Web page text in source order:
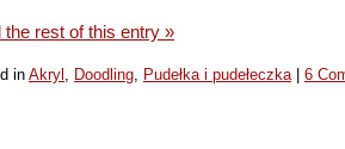
the rest of this entry »
inAkryl , Doodling, Pudełka i pudełeczka| 6